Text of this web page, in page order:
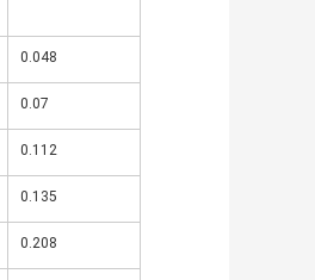
0.048
0.07
0.112
0.135
0.208